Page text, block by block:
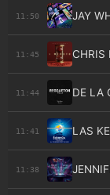
11:50 JAY
11:45 CHRIS
11:44 DE LA
11:41 LAS
11:38